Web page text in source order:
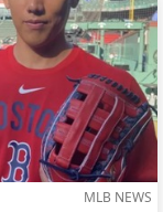
MLB NEWS